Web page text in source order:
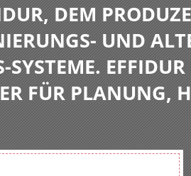
DEM
UND
FÜR PLANUNG,